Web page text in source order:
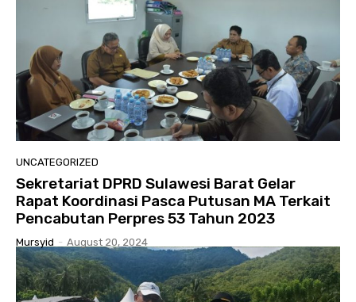
UNCATEGORIZED
Sekretariat DPRD Sulawesi Barat Gelar
Rapat Koordinasi Pasca Putusan MA Terkait
Pencabutan Perpres 53 Tahun 2023
Mursyid - August 20, 2024